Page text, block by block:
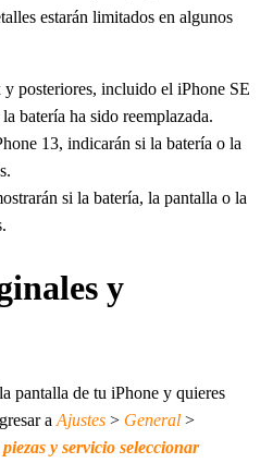
estarán limitados en algunos
posteriores, incluido el iPhone SE
batería ha sido reemplazada.
13, indicarán si la batería o la
si la batería, la pantalla o la
y
pantalla de tu iPhone y quieres
a Ajustes > General >
y servicio seleccionar